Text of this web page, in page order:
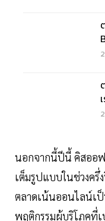
นอกจากนี้ปีนี้ คิสออฟ
เต็มรูปแบบในช่วงครึ่
ตลาดเน้นออนไลน์เ
พฤติกรรมผู้บริโภคที่